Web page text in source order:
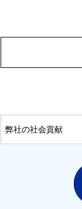
弊社の社会貢献